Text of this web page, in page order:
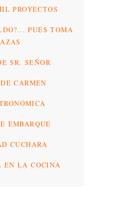
PROYECTOS
PUES TOMA
SR. SEÑOR
CARMEN
EMBARQUE
CUCHARA
EN LA COCINA